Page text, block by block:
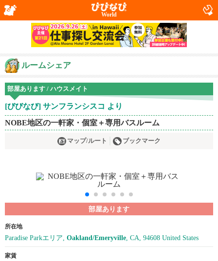
World
ルームシェア
部屋あります / ハウスメイト
[びびなび] サンフランシスコ より
NOBE地区の一軒家・個室＋専用バスルーム
マップ/ルート ブックマーク
部屋あります
所在地
Paradise Parkエリア, Oakland/Emeryville , CA, 94608 United States
家賃